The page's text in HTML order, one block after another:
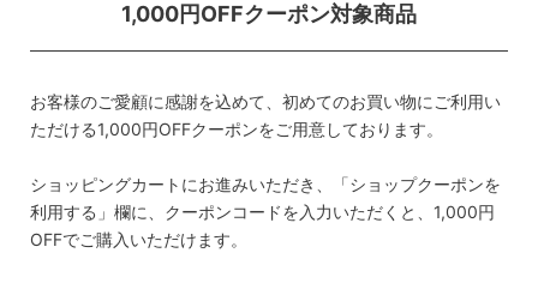
1,000円OFFクーポン対象商品
お客様のご愛顧に感謝を込めて、初めてのお買い物にご利用い
ただける1,000円OFFクーポンをご用意しております。
ショッピングカートにお進みいただき、「ショップクーポンを
利用する」欄に、クーポンコードを入力いただくと、1,000円
OFFでご購入いただけます。